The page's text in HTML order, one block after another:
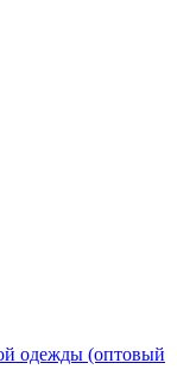
одежды (оптовый